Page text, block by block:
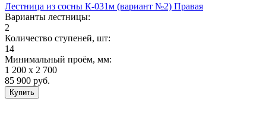
Лестница из сосны К-031м (вариант №2) Правая
Варианты лестницы:
2
Количество ступеней, шт:
14
Минимальный проём, мм:
1 200 х 2 700
85 900 руб.